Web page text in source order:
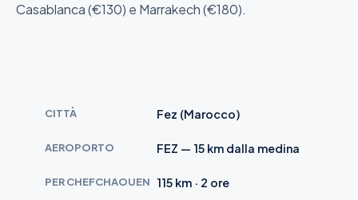
Casablanca (€130) e Marrakech (€180).
CITTÀ Fez (Marocco)
AEROPORTO FEZ — 15 km dalla medina
PER CHEFCHAOUEN 115 km · 2 ore